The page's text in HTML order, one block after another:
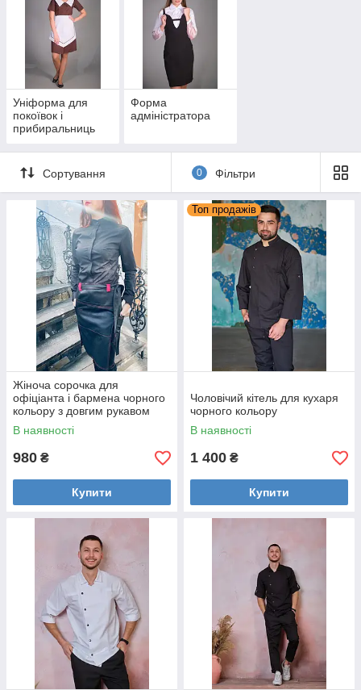
Безперечні хіти
мати
Джинсовий фартух з шкіряними кишенями
Стильний класний фартух для барменів і офіціантів.
Джинсова тканина буде довго носитися і при цьому
завжди мати чудовий вигляд.
кишеня
Уніформа для
покоївок і
прибиральниць
Форма
адміністратора
Сортування 0 Фільтри
Жіноча сорочка для
офіціанта і бармена чорного
кольору з довгим рукавом
В наявності
980 ₴
Купити
Топ продажів
Чоловічий кітель для кухаря
чорного кольору
В наявності
1 400 ₴
Купити